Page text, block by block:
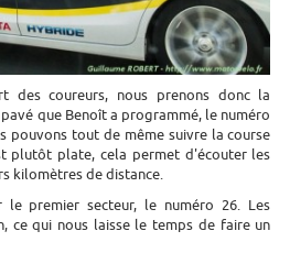
des coureurs, nous prenons donc la
que Benoît a programmé, le numéro
pouvons tout de même suivre la course
plutôt plate, cela permet d'écouter les
kilomètres de distance.
le premier secteur, le numéro 26. Les
ce qui nous laisse le temps de faire un